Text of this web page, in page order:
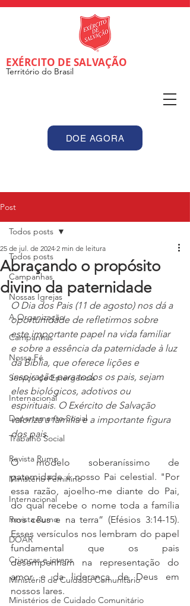
EXÉRCITO DE SALVAÇÃO
Território do Brasil
DOE AGORA
Post
Todos posts
Campanhas
Nossas Igrejas
A Organização
Campanhas
Nossa Fé
Serviço de Emergência
Internacional
Departamento Social
Trabalho Social
Revista Rumo
Ministério Feminino
Internacional
Revista Rumo
DOAR
Crianças e jovens
Ministério de Cuidado Comunitário
Ministérios de Cuidado Comunitário
Todos posts
Abraçando o propósito
divino da paternidade
25 de jul. de 2024 2 min de leitura
O Dia dos Pais (11 de agosto) nos dá a
oportunidade de refletirmos sobre
este importante papel na vida familiar
e sobre a essência da paternidade à luz
da Bíblia, que oferece lições e
inspiração para todos os pais, sejam
eles biológicos, adotivos ou
espirituais. O Exército de Salvação
valoriza a família e a importante figura
dos pais.
O modelo soberaníssimo de
paternidade é nosso Pai celestial. "Por
essa razão, ajoelho-me diante do Pai,
do qual recebe o nome toda a família
nos céus e na terra” (Efésios 3:14-15).
Esses versículos nos lembram do papel
fundamental que os pais
desempenham na representação do
amor e da liderança de Deus em
nossos lares.